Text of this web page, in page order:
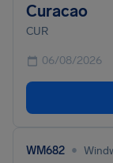
Curacao
CUR
06/08/2026
WM682 •